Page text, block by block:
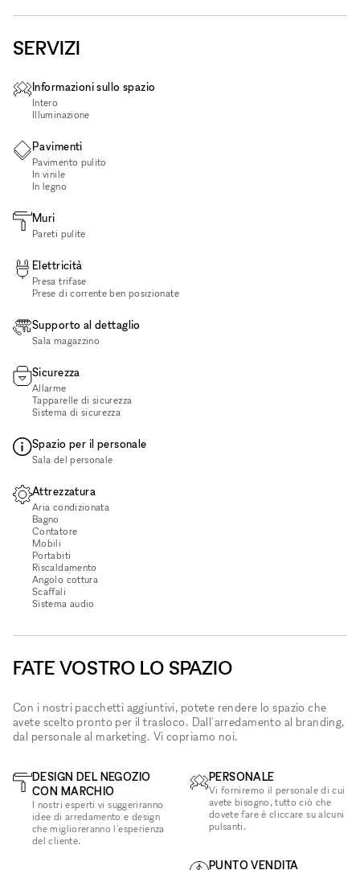
SERVIZI
Informazioni sullo spazio
Intero
Illuminazione
Pavimenti
Pavimento pulito
In vinile
In legno
Muri
Pareti pulite
Elettricità
Presa trifase
Prese di corrente ben posizionate
Supporto al dettaglio
Sala magazzino
Sicurezza
Allarme
Tapparelle di sicurezza
Sistema di sicurezza
Spazio per il personale
Sala del personale
Attrezzatura
Aria condizionata
Bagno
Contatore
Mobili
Portabiti
Riscaldamento
Angolo cottura
Scaffali
Sistema audio
FATE VOSTRO LO SPAZIO
Con i nostri pacchetti aggiuntivi, potete rendere lo spazio che
avete scelto pronto per il trasloco. Dall'arredamento al branding,
dal personale al marketing. Vi copriamo noi.
DESIGN DEL NEGOZIO
CON MARCHIO
I nostri esperti vi suggeriranno
idee di arredamento e design
che miglioreranno l'esperienza
del cliente.
PERSONALE
Vi forniremo il personale di cui
avete bisogno, tutto ciò che
dovete fare è cliccare su alcuni
pulsanti.
PUNTO VENDITA